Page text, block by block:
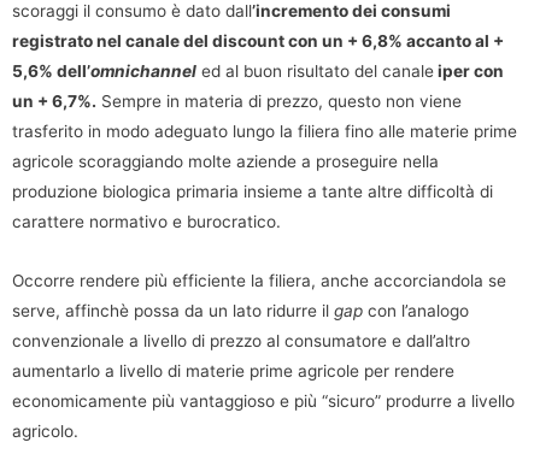
scoraggi il consumo è dato dall’incremento dei consumi
registrato nel canale del discount con un + 6,8% accanto al +
5,6% dell’omnichannel ed al buon risultato del canaleiper con
un + 6,7%. Sempre in materia di prezzo, questo non viene
trasferito in modo adeguato lungo la filiera fino alle materie prime
agricole scoraggiando molte aziende a proseguire nella
produzione biologica primaria insieme a tante altre difficoltà di
carattere normativo e burocratico.
Occorre rendere più efficiente la filiera, anche accorciandola se
serve, affinchè possa da un lato ridurre il gap con l’analogo
convenzionale a livello di prezzo al consumatore e dall’altro
aumentarlo a livello di materie prime agricole per rendere
economicamente più vantaggioso e più “sicuro” produrre a livello
agricolo.